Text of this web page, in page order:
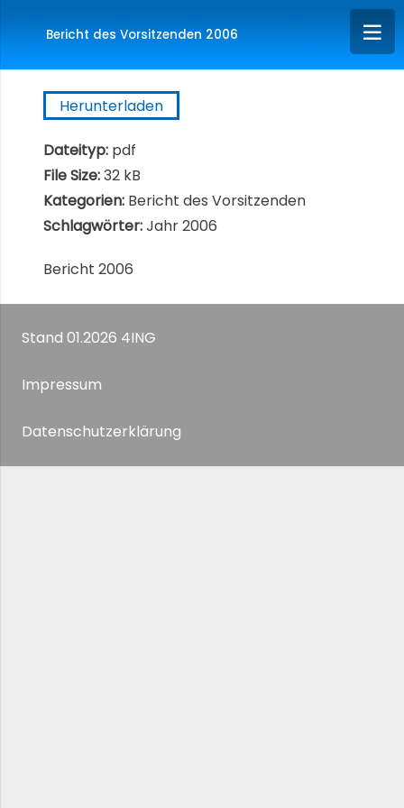
Bericht des Vorsitzenden 2006
Bericht 2006
Herunterladen
Dateityp: pdf
File Size:32 kB
Kategorien: Bericht des Vorsitzenden
Schlagwörter:Jahr 2006
Stand 01.2026 4ING
Impressum
Datenschutzerklärung